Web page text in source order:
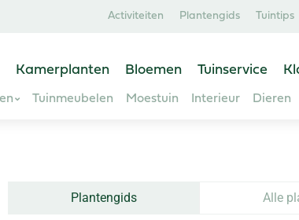
Activiteiten Plantengids Tuintips
Kamerplanten Bloemen Tuinservice
Tuinmeubelen Moestuin Interieur Dieren
Plantengids Alle